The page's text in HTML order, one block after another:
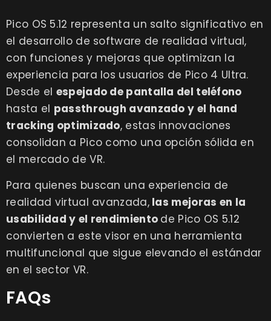
Pico OS 5.12 representa un salto significativo en
el desarrollo de software de realidad virtual,
con funciones y mejoras que optimizan la
experiencia para los usuarios de Pico 4 Ultra.
Desde el espejado de pantalla del teléfono
hasta el passthrough avanzado y el hand
tracking optimizado, estas innovaciones
consolidan a Pico como una opción sólida en
el mercado de VR.
Para quienes buscan una experiencia de
realidad virtual avanzada, las mejoras en la
usabilidad y el rendimiento de Pico OS 5.12
convierten a este visor en una herramienta
multifuncional que sigue elevando el estándar
en el sector VR.
FAQs